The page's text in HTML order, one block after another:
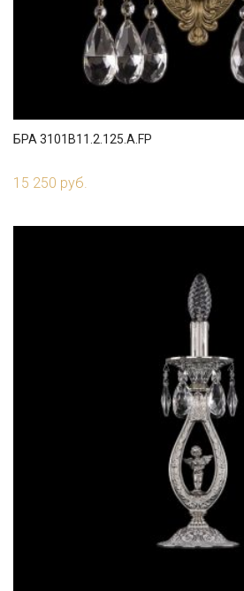
БРА 3101B11.2.125.A.FP
15 250 руб.